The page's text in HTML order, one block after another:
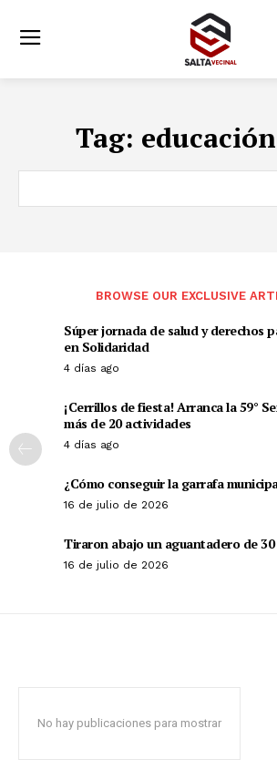
Tag:
BROWSE OUR EXCLUSIVE
Súper jornada de salud y derechos
en Solidaridad
4 días ago
¡Cerrillos de fiesta! Arranca la 59°
más de 20 actividades
4 días ago
¿Cómo conseguir la garrafa
16 de julio de 2026
Tiraron abajo un aguantadero de 30
16 de julio de 2026
No hay publicaciones para mostrar